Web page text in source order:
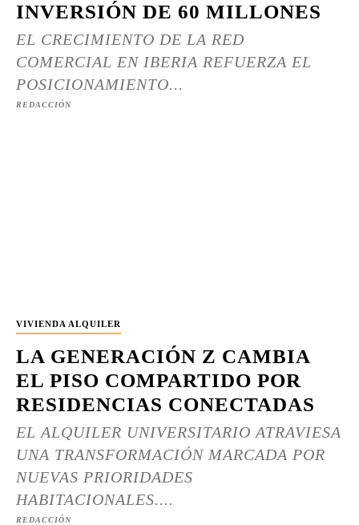
INVERSIÓN DE 60 MILLONES
EL CRECIMIENTO DE LA RED
COMERCIAL EN IBERIA REFUERZA EL
POSICIONAMIENTO...
REDACCIÓN
VIVIENDA ALQUILER
LA GENERACIÓN Z CAMBIA
EL PISO COMPARTIDO POR
RESIDENCIAS CONECTADAS
EL ALQUILER UNIVERSITARIO ATRAVIESA
UNA TRANSFORMACIÓN MARCADA POR
NUEVAS PRIORIDADES
HABITACIONALES....
REDACCIÓN